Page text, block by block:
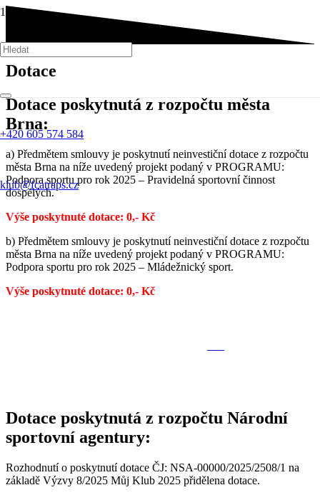
+420 605 574 584
klub@fcatraps.cz
Dotace
Dotace poskytnutá z rozpočtu města
Brna:
a) Předmětem smlouvy je poskytnutí neinvestiční dotace z rozpočtu
města Brna na níže uvedený projekt podaný v PROGRAMU:
Podpora sportu pro rok 2025 – Pravidelná sportovní činnost
dospělých.
Výše poskytnuté dotace: 0,- Kč
b) Předmětem smlouvy je poskytnutí neinvestiční dotace z rozpočtu
města Brna na níže uvedený projekt podaný v PROGRAMU:
Podpora sportu pro rok 2025 – Mládežnický sport.
Výše poskytnuté dotace: 0,- Kč
Dotace poskytnutá z rozpočtu Národní
sportovní agentury:
Rozhodnutí o poskytnutí dotace ČJ: NSA-00000/2025/2508/1 na
základě Výzvy 8/2025 Můj Klub 2025 přidělena dotace.